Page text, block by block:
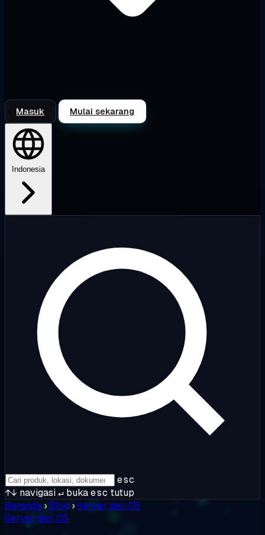
Masuk Mulai sekarang
Indonesia
esc
↑↓ navigasi↵ bukaesc tutup
Beranda › Blog ›Server dan OS
Server dan OS